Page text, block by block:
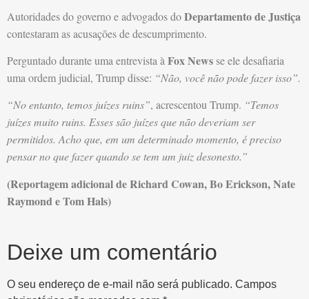
Autoridades do governo e advogados doDepartamento de Justiça
contestaram as acusações de descumprimento.
Perguntado durante uma entrevista à Fox News se ele desafiaria
uma ordem judicial, Trump disse: “Não, você não pode fazer isso”.
“No entanto, temos juízes ruins”, acrescentou Trump. “Temos
juízes muito ruins. Esses são juízes que não deveriam ser
permitidos. Acho que, em um determinado momento, é preciso
pensar no que fazer quando se tem um juiz desonesto.”
(Reportagem adicional de Richard Cowan, Bo Erickson, Nate
Raymond e Tom Hals)
Deixe um comentário
O seu endereço de e-mail não será publicado. Campos